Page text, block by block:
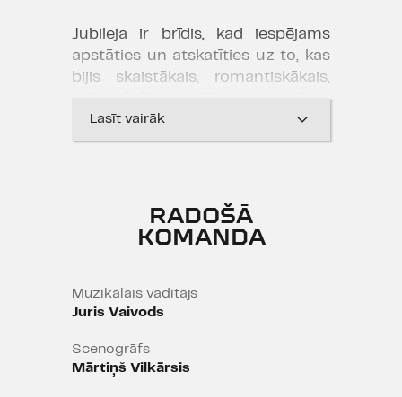
Jubileja ir brīdis, kad iespējams
apstāties un atskatīties uz to, kas
bijis skaistākais, romantiskākais,
radījuši, veidojuši un apvijuši
leģendām Dailes teātri. Šis ir brīdis
uz priekšu un mainīties uz augšu.
Koncertā piedalās visi Dailes
orķestris „Sinfonietta Rīga"
diriģenta Normunda Šnē vadībā
Jura Vaivoda vadībā. Koncerta
īpašie viesi - Maestro Raimonds
Lasīt vairāk
RADOŠĀ
KOMANDA
Muzikālais vadītājs
Juris Vaivods
Scenogrāfs
Mārtiņš Vilkārsis